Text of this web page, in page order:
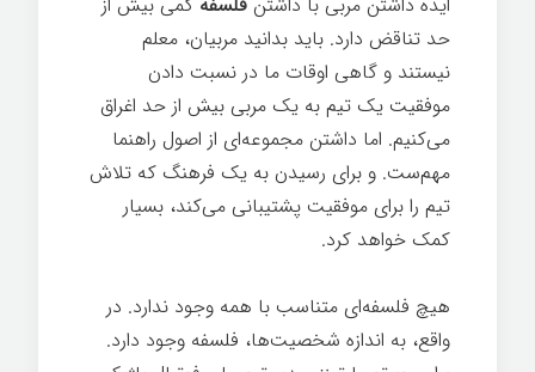
حد تناقض دارد. باید بدانید مربیان، معلم
نیستند و گاهی اوقات ما در نسبت دادن
موفقیت یک تیم به یک مربی بیش از حد اغراق
می‌کنیم. اما داشتن مجموعه‌ای از اصول راهنما
مهم‌ست. و برای رسیدن به یک فرهنگ که تلاش
تیم را برای موفقیت پشتیبانی می‌کند، بسیار
کمک خواهد کرد.
هیچ فلسفه‌ای متناسب با همه وجود ندارد. در
واقع، به اندازه شخصیت‌ها، فلسفه وجود دارد.